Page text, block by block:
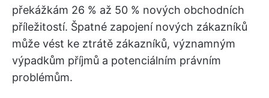
překážkám 26 % až 50 % nových obchodních
příležitostí. Špatné zapojení nových zákazníků
může vést ke ztrátě zákazníků, významným
výpadkům příjmů a potenciálním právním
problémům.